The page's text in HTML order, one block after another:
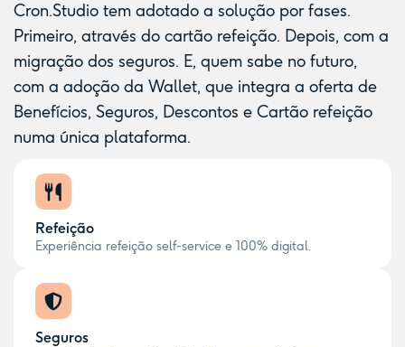
Cron.Studio tem adotado a solução por fases.
Primeiro, através do cartão refeição. Depois, com a
migração dos seguros. E, quem sabe no futuro,
com a adoção da Wallet, que integra a oferta de
Benefícios, Seguros, Descontos e Cartão refeição
numa única plataforma.
Refeição
Experiência refeição self-service e 100% digital.
Seguros